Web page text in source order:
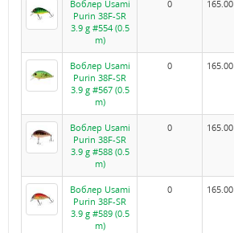
Воблер Usami
Purin 38F-SR
3.9 g #554 (0.5
m)
0 165.00
Воблер Usami
Purin 38F-SR
3.9 g #567 (0.5
m)
0 165.00
Воблер Usami
Purin 38F-SR
3.9 g #588 (0.5
m)
0 165.00
Воблер Usami
Purin 38F-SR
3.9 g #589 (0.5
m)
0 165.00